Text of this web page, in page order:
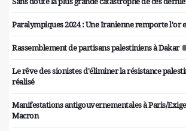
Paralympiques 2024 : Une Iranienne remporte l'or
Rassemblement de partisans palestiniens à Dakar
Le rêve des sionistes d'éliminer la résistance
réalisé
Manifestations antigouvernementales à Paris/
Macron